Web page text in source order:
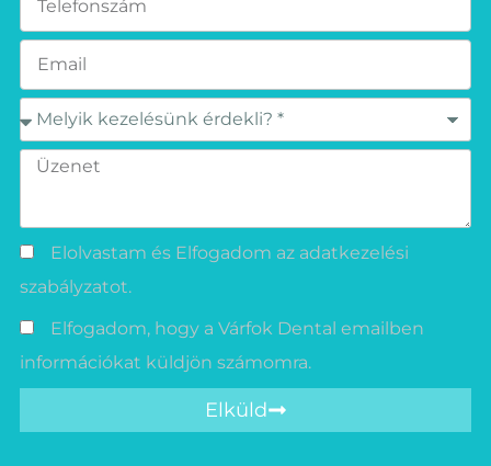
Elolvastam és Elfogadom az adatkezelési
szabályzatot.
Elfogadom, hogy a Várfok Dental emailben
információkat küldjön számomra.
Elküld